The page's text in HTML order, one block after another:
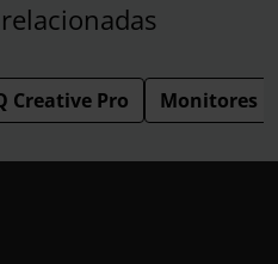
Creative Pro Monitores